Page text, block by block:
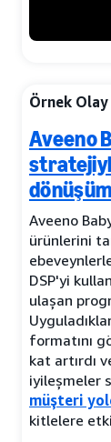
Örnek
Aveeno
Aveeno
ürünlerini
DSP'yi
ulaşan
formatını
kat artırdı
iyileşmeler
müşteri
kitlelere